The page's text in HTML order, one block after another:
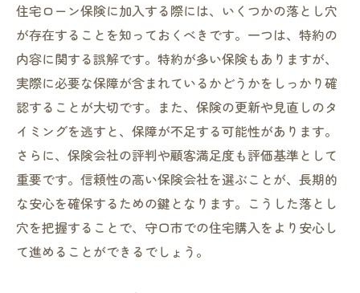
住宅ローン保険に加入する際には、いくつかの落とし穴
が存在することを知っておくべきです。一つは、特約の
内容に関する誤解です。特約が多い保険もありますが、
実際に必要な保障が含まれているかどうかをしっかり確
認することが大切です。また、保険の更新や見直しのタ
イミングを逃すと、保障が不足する可能性があります。
さらに、保険会社の評判や顧客満足度も評価基準として
重要です。信頼性の高い保険会社を選ぶことが、長期的
な安心を確保するための鍵となります。こうした落とし
穴を把握することで、守口市での住宅購入をより安心し
て進めることができるでしょう。